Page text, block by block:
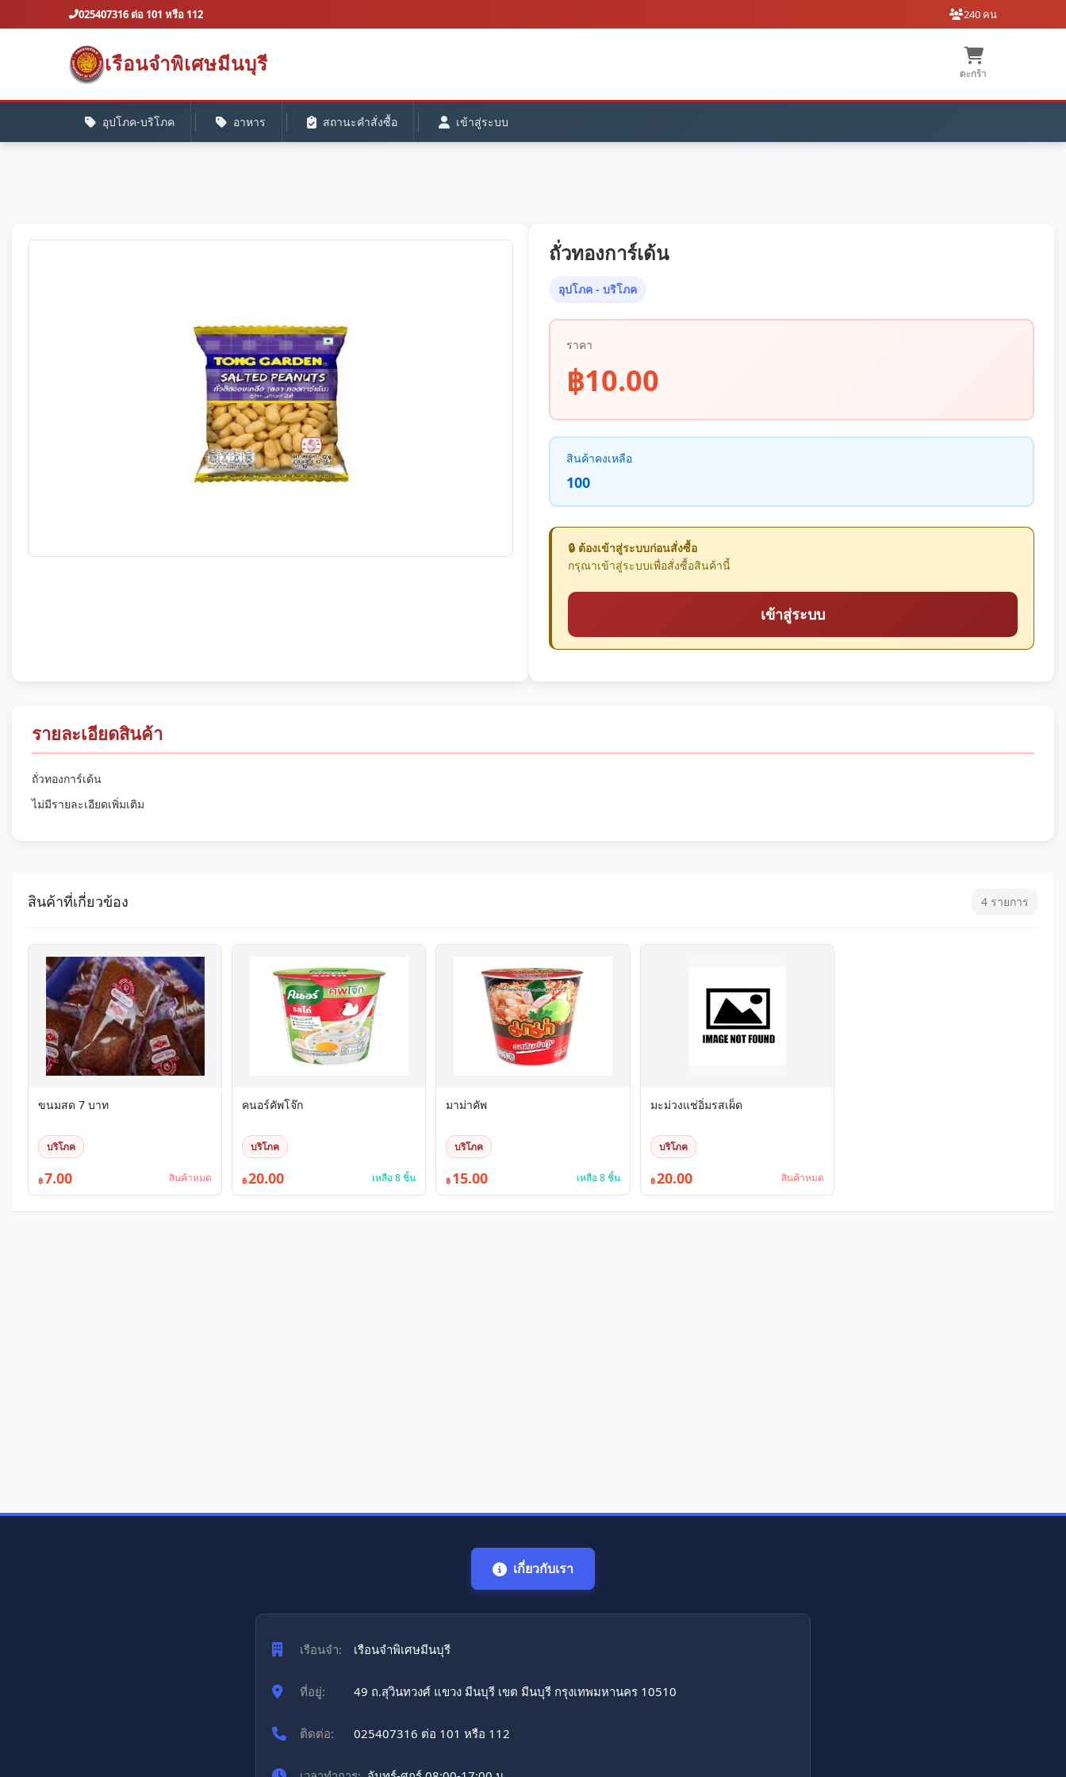
025407316 ต่อ 101 หรือ 112 240 คน
เรือนจำพิเศษมีนบุรี ตะกร้า
อุปโภค-บริโภค อาหาร สถานะคำสั่งซื้อ เข้าสู่ระบบ
ถั่วทองการ์เด้น
อุปโภค - บริโภค
ราคา
฿10.00
สินค้าคงเหลือ
100
🔒 ต้องเข้าสู่ระบบก่อนสั่งซื้อ
กรุณาเข้าสู่ระบบเพื่อสั่งซื้อสินค้านี้
เข้าสู่ระบบ
รายละเอียดสินค้า
ถั่วทองการ์เด้น
ไม่มีรายละเอียดเพิ่มเติม
สินค้าที่เกี่ยวข้อง 4 รายการ
ขนมสด 7 บาท
บริโภค
฿7.00 สินค้าหมด
คนอร์คัพโจ๊ก
บริโภค
฿20.00 เหลือ 8 ชิ้น
มาม่าคัพ
บริโภค
฿ 15.00 เหลือ 8 ชิ้น
มะม่วงแช่อิ่มรสเผ็ด
บริโภค
฿20.00 สินค้าหมด
เกี่ยวกับเรา
เรือนจำ: เรือนจำพิเศษมีนบุรี
ที่อยู่: 49 ถ.สุวินทวงศ์ แขวง มีนบุรี เขต มีนบุรี กรุงเทพมหานคร 10510
ติดต่อ: 025407316 ต่อ 101 หรือ 112